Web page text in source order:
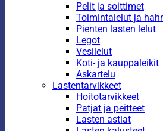
Pelit ja soittimet
Toimintalelut ja
Pienten lasten lelut
Legot
Vesilelut
Koti- ja kauppaleikit
Askartelu
Lastentarvikkeet
Hoitotarvikkeet
Patjat ja peitteet
Lasten astiat